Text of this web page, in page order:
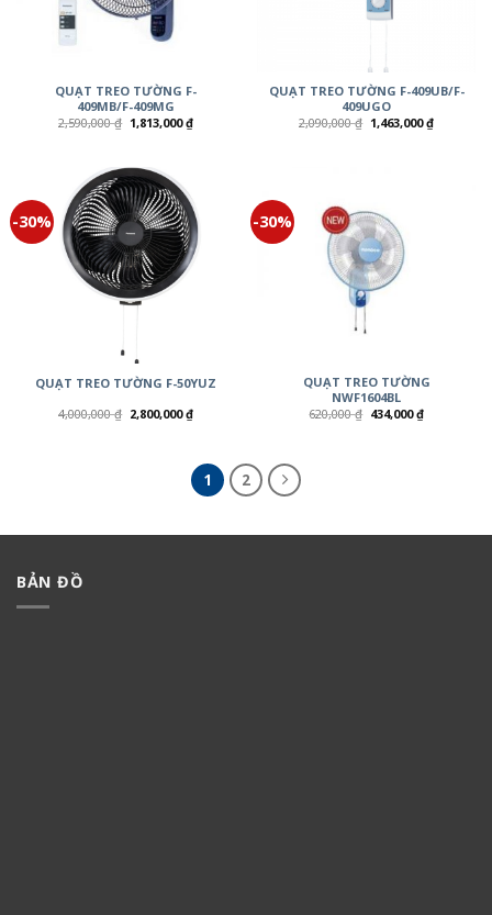
QUẠT TREO TƯỜNG F-
409MB/F-409MG
2,590,000₫ 1,813,000₫
QUẠT TREO TƯỜNG F-409UB/F-
409UGO
2,090,000₫ 1,463,000₫
-30%
QUẠT TREO TƯỜNG F-50YUZ
4,000,000₫ 2,800,000₫
-30%
QUẠT TREO TƯỜNG
NWF1604BL
620,000₫ 434,000₫
1 2
BẢN ĐỒ